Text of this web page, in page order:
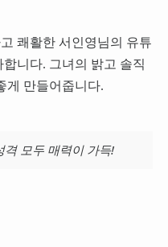
쾌활한 서인영님의 유튜
니다. 그녀의 밝고 솔직
게 만들어줍니다.
모두 매력이 가득!